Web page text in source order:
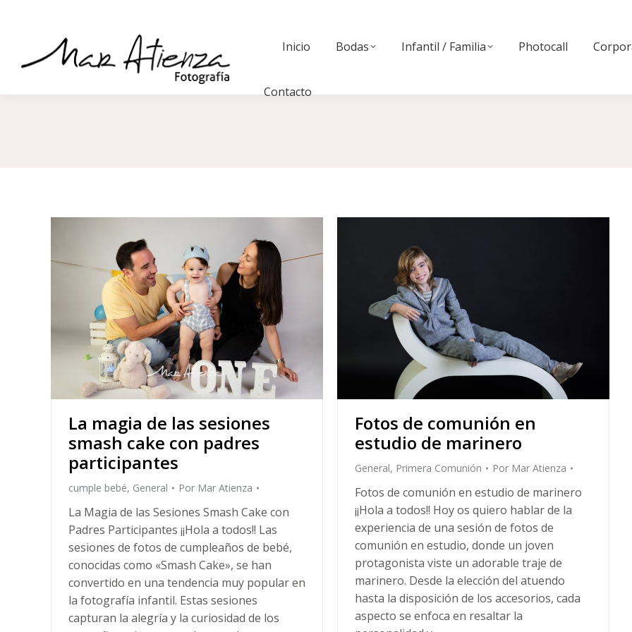
Inicio Bodas Infantil / Familia Photocall
Contacto
La magia de las sesiones
smash cake con padres
participantes
cumple bebé, General Por Mar Atienza
La Magia de las Sesiones Smash Cake con
Padres Participantes ¡¡Hola a todos!! Las
sesiones de fotos de cumpleaños de bebé,
conocidas como «Smash Cake», se han
convertido en una tendencia muy popular en
la fotografía infantil. Estas sesiones
capturan la alegría y la curiosidad de los
Fotos de comunión en
estudio de marinero
General, Primera Comunión Por Mar Atienza
Fotos de comunión en estudio de marinero
¡¡Hola a todos!! Hoy os quiero hablar de la
experiencia de una sesión de fotos de
comunión en estudio, donde un joven
protagonista viste un adorable traje de
marinero. Desde la elección del atuendo
hasta la disposición de los accesorios, cada
aspecto se enfoca en resaltar la